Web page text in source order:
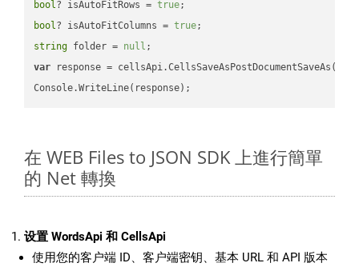
bool? isAutoFitRows = true
bool? isAutoFitColumns = true
string folder = null
var response =
在 WEB Files to JSON SDK 上進行簡單
的 Net 轉換
设置 WordsApi 和 CellsApi
使用您的客户端 ID、客户端密钥、基本 URL 和 API 版本